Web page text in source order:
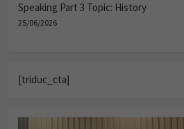
Speaking Part 3 Topic: History
25/06/2026
[triduc_cta]